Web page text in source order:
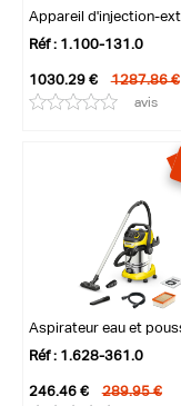
Réf : 1.100-131.0
1030.29 € 1287.86 €
avis
Réf : 1.628-361.0
246.46 € 289.95 €